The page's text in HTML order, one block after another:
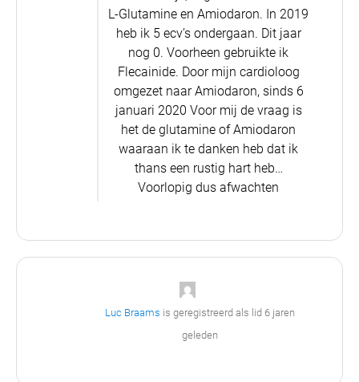
L-Glutamine en Amiodaron. In 2019
heb ik 5 ecv’s ondergaan. Dit jaar
nog 0. Voorheen gebruikte ik
Flecainide. Door mijn cardioloog
omgezet naar Amiodaron, sinds 6
januari 2020 Voor mij de vraag is
het de glutamine of Amiodaron
waaraan ik te danken heb dat ik
thans een rustig hart heb…
Voorlopig dus afwachten
Luc Braams is geregistreerd als lid 6 jaren
geleden